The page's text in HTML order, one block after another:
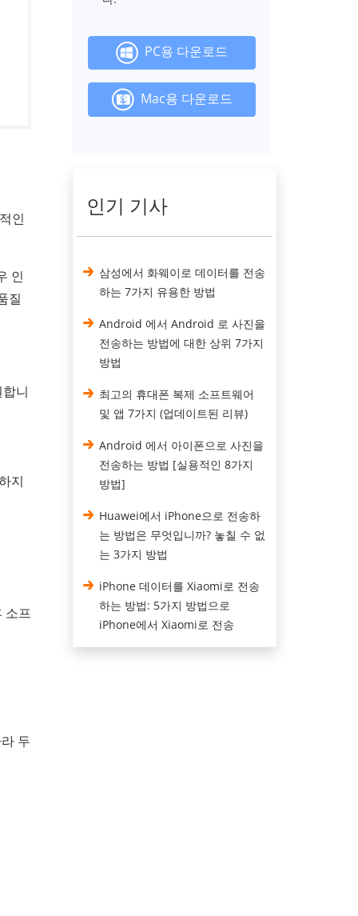
인
인
질
니
지
소프
두
PC용 다운로드
Mac용 다운로드
인기 기사
삼성에서 화웨이로 데이터를 전송
하는 7가지 유용한 방법
Android 에서 Android 로 사진을
전송하는 방법에 대한 상위 7가지
방법
최고의 휴대폰 복제 소프트웨어
및 앱 7가지 (업데이트된 리뷰)
Android 에서 아이폰으로 사진을
전송하는 방법 [실용적인 8가지
방법]
Huawei에서 iPhone으로 전송하
는 방법은 무엇입니까? 놓칠 수 없
는 3가지 방법
iPhone 데이터를 Xiaomi로 전송
하는 방법: 5가지 방법으로
iPhone에서 Xiaomi로 전송